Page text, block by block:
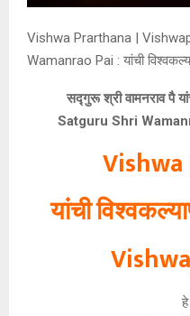
Vishwa Prarthana |
Wamanrao Pai : यांची
सद्गुरू श्री वामनराव पै
Satguru Shri
यांची
हे